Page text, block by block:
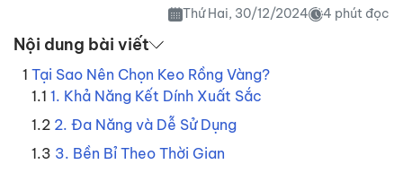
Thứ Hai, 30/12/2024 4 phút đọc
Nội dung bài viết
Tại Sao Nên Chọn Keo Rồng Vàng?
1. Khả Năng Kết Dính Xuất Sắc
2. Đa Năng và Dễ Sử Dụng
3. Bền Bỉ Theo Thời Gian